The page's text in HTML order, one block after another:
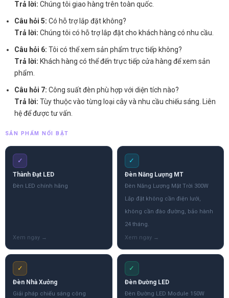
Trả lời: Chúng tôi giao hàng trên toàn quốc.
Câu hỏi 5: Có hỗ trợ lắp đặt không?
Trả lời: Chúng tôi có hỗ trợ lắp đặt cho khách hàng có nhu cầu.
Câu hỏi 6: Tôi có thể xem sản phẩm trực tiếp không?
Trả lời: Khách hàng có thể đến trực tiếp cửa hàng để xem sản
phẩm.
Câu hỏi 7: Công suất đèn phù hợp với diện tích nào?
Trả lời: Tùy thuộc vào từng loại cây và nhu cầu chiếu sáng. Liên
hệ để được tư vấn.
SẢN PHẨM NỔI BẬT
✓
Thành Đạt LED
Đèn LED chính hãng
✓
Đèn Năng Lượng MT
Đèn Năng Lượng Mặt Trời 300W
Lắp đặt không cần điện lưới,
không cần đào đường, bảo hành
24 tháng.
✓
Đèn Nhà Xưởng
Giải pháp chiếu sáng công
✓
Đèn Đường LED
Đèn Đường LED Module 150W